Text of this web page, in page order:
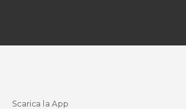
Scarica la App